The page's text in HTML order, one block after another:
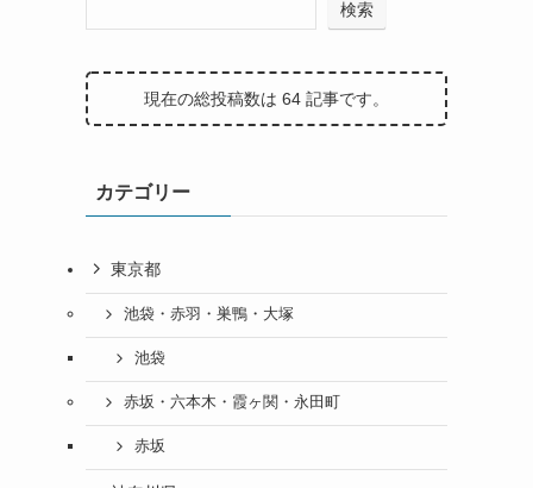
検索
現在の総投稿数は 64 記事です。
カテゴリー
東京都
池袋・赤羽・巣鴨・大塚
池袋
赤坂・六本木・霞ヶ関・永田町
赤坂